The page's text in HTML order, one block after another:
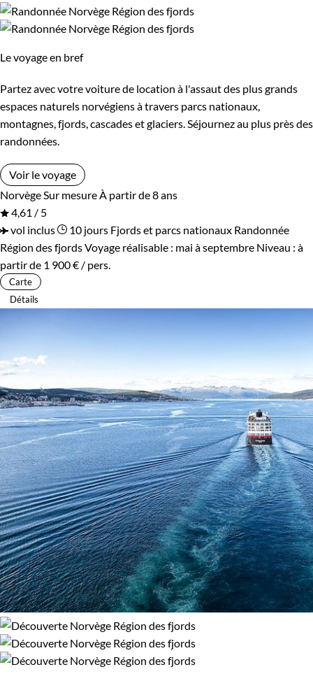
Le voyage en bref
Partez avec votre voiture de location à l'assaut des plus grands
espaces naturels norvégiens à travers parcs nationaux,
montagnes, fjords, cascades et glaciers. Séjournez au plus près des
randonnées.
Voir le voyage
Norvège Sur mesure À partir de 8 ans
4,61 / 5
vol inclus
10 jours Fjords et parcs nationaux Randonnée
Région des fjordsVoyage réalisable : mai à septembre Niveau : à
partir de 1 900 € / pers.
Carte
Détails